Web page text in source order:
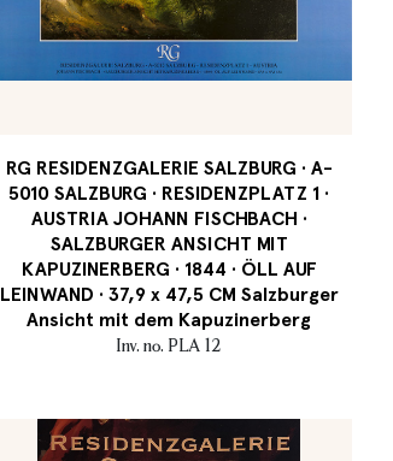
RG RESIDENZGALERIE SALZBURG · A-
5010 SALZBURG · RESIDENZPLATZ 1 ·
AUSTRIA JOHANN FISCHBACH ·
SALZBURGER ANSICHT MIT
KAPUZINERBERG · 1844 · ÖLL AUF
LEINWAND · 37,9 x 47,5 CM Salzburger
Ansicht mit dem Kapuzinerberg
Inv. no. PLA 12